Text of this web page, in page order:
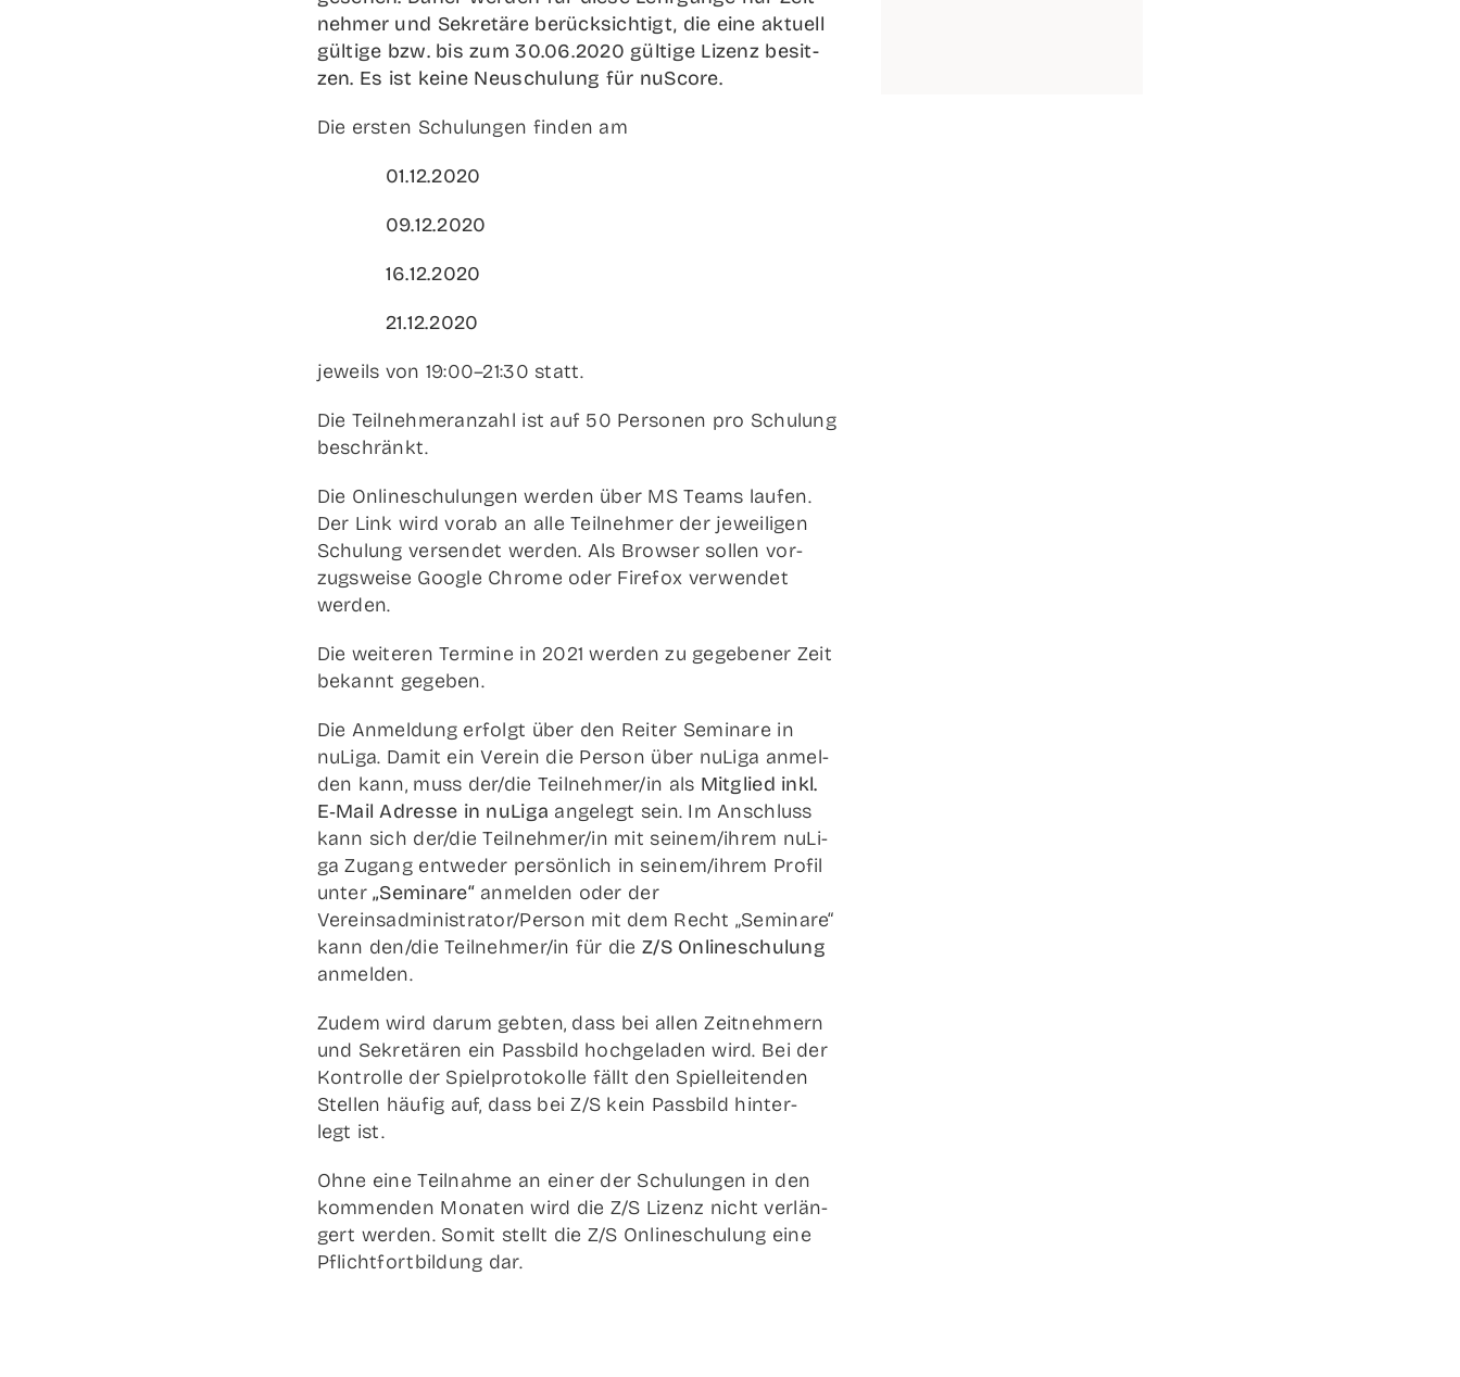
neh­mer und Sekre­tä­re berück­sich­tigt, die eine aktu­ell
gül­ti­ge bzw. bis zum 30.06.2020 gül­ti­ge Lizenz besit­
zen. Es ist kei­ne Neu­schu­lung für nuScore.
Die ers­ten Schu­lun­gen fin­den am
01.12.2020
09.12.2020
16.12.2020
21.12.2020
jeweils von 19:00–21:30 statt.
Die Teil­neh­mer­an­zahl ist auf 50 Per­so­nen pro Schu­lung
beschränkt.
Die Online­schu­lun­gen wer­den über MS Teams lau­fen.
Der Link wird vor­ab an alle Teil­neh­mer der jewei­li­gen
Schu­lung ver­sen­det wer­den. Als Brow­ser sol­len vor­
zugs­wei­se Goog­le Chro­me oder Fire­fox ver­wen­det
werden.
Die wei­te­ren Ter­mi­ne in 2021 wer­den zu gege­be­ner Zeit
bekannt gegeben.
Die Anmel­dung erfolgt über den Rei­ter Semi­na­re in
nuLi­ga. Damit ein Ver­ein die Per­son über nuLi­ga anmel­
den kann, muss der/die Teilnehmer/in als Mit­glied inkl.
E‑Mail Adres­se in nuLi­ga ange­legt sein. Im Anschluss
kann sich der/die Teilnehmer/in mit seinem/ihrem nuLi­
ga Zugang ent­we­der per­sön­lich in seinem/ihrem Pro­fil
unter„Semi­na­re“ anmel­den oder der
Vereinsadministrator/Person mit dem Recht „Semi­na­re“
kann den/die Teilnehmer/in für dieZ/S Online­schu­lung
anmel­den.
Zudem wird dar­um geb­ten, dass bei allen Zeit­neh­mern
und Sekre­tä­ren ein Pass­bild hoch­ge­la­den wird. Bei der
Kon­trol­le der Spiel­pro­to­kol­le fällt den Spiel­lei­ten­den
Stel­len häu­fig auf, dass bei Z/S kein Pass­bild hin­ter­
legt ist.
Ohne eine Teil­nah­me an einer der Schu­lun­gen in den
kom­men­den Mona­ten wird die Z/S Lizenz nicht ver­län­
gert wer­den. Somit stellt die Z/S Online­schu­lung eine
Pflicht­fort­bil­dung dar.